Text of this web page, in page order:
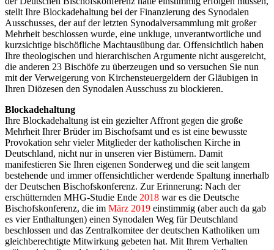
stellt Ihre Blockadehaltung bei der Finanzierung des Synodalen
Ausschusses, der auf der letzten Synodalversammlung mit großer
Mehrheit beschlossen wurde, eine unkluge, unverantwortliche und
kurzsichtige bischöfliche Machtausübung dar. Offensichtlich haben
Ihre theologischen und hierarchischen Argumente nicht ausgereicht,
die anderen 23 Bischöfe zu überzeugen und so versuchen Sie nun
mit der Verweigerung von Kirchensteuergeldern der Gläubigen in
Ihren Diözesen den Synodalen Ausschuss zu blockieren.
Blockadehaltung
Ihre Blockadehaltung ist ein gezielter Affront gegen die große
Mehrheit Ihrer Brüder im Bischofsamt und es ist eine bewusste
Provokation sehr vieler Mitglieder der katholischen Kirche in
Deutschland, nicht nur in unseren vier Bistümern. Damit
manifestieren Sie Ihren eigenen Sonderweg und die seit langem
bestehende und immer offensichtlicher werdende Spaltung innerhalb
der Deutschen Bischofskonferenz. Zur Erinnerung: Nach der
erschütternden MHG-Studie Ende 2018 war es die Deutsche
Bischofskonferenz, die im März 2019 einstimmig (aber auch da gab
es vier Enthaltungen) einen Synodalen Weg für Deutschland
beschlossen und das Zentralkomitee der deutschen Katholiken um
gleichberechtigte Mitwirkung gebeten hat. Mit Ihrem Verhalten